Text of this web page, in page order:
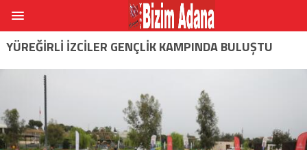
YÜREĞIRLI IZCILER GENÇLIK KAMPINDA BULUŞTU